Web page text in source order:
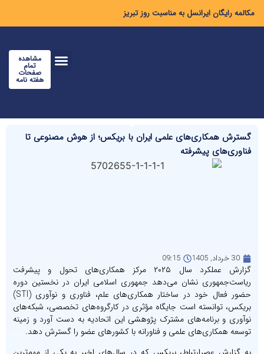
مکالمه رایگان ایرانسل به مناسبت روز تبریز
مشاهده
تمام
صفحات
هفته نامه
گسترش همکاری‌های علمی ایران با بریکس؛ از هوش مصنوعی تا
فناوری‌های پیشرفته
30 خرداد, 1405 09:15
گزارش عملکرد سال ۲۰۲۵ مرکز همکاری‌های تحول و پیشرفت
ریاست‌جمهوری نشان می‌دهد جمهوری اسلامی ایران در نخستین دوره
حضور فعال خود در ساختار همکاری‌های علم، فناوری و نوآوری (STI)
بریکس، توانسته است جایگاه مؤثری در کارگروه‌های تخصصی، شبکه‌های
نوآوری و برنامه‌های مشترک پژوهشی این اتحادیه به دست آورد و زمینه
توسعه همکاری‌های علمی و فناورانه با کشورهای عضو را گسترش دهد.